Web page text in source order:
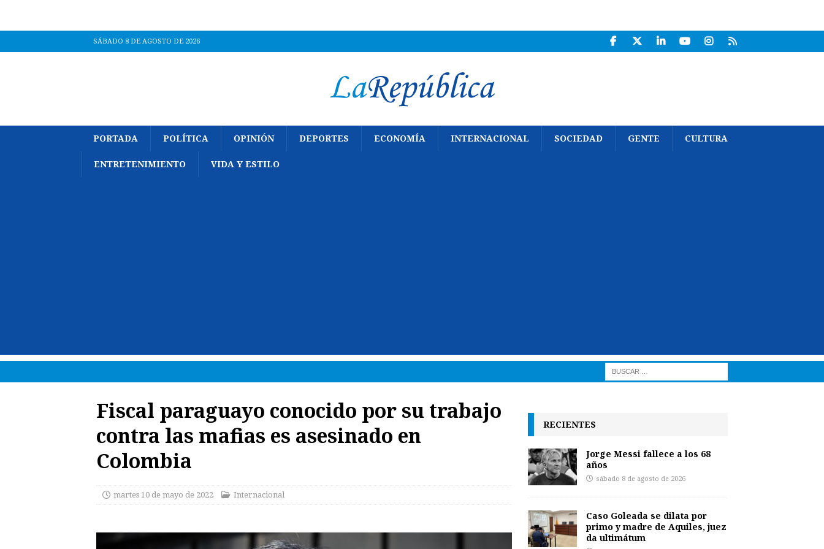
SÁBADO 8 DE AGOSTO DE 2026
PORTADA POLÍTICA OPINIÓN DEPORTES ECONOMÍA INTERNACIONAL SOCIEDAD GENTE CULTURA
ENTRETENIMIENTO VIDA Y ESTILO
Fiscal paraguayo conocido por su trabajo
contra las mafias es asesinado en
Colombia
martes 10 de mayo de 2022 Internacional
RECIENTES
Jorge Messi fallece a los 68
años
sábado 8 de agosto de 2026
Caso Goleada se dilata por
primo y madre de Aquiles, juez
da ultimátum